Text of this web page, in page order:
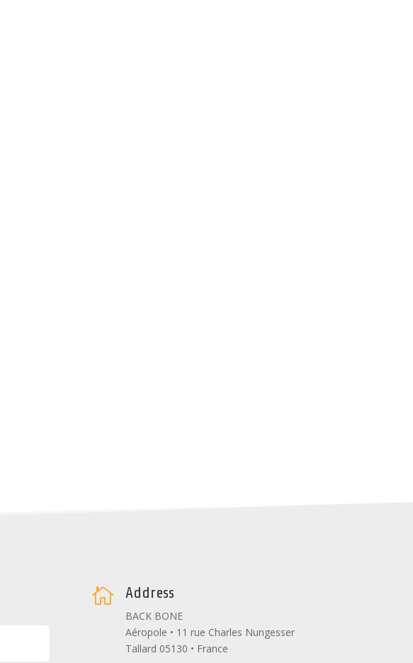
 Address
BACK BONE
Aéropole • 11 rue Charles Nungesser
Tallard 05130 • France